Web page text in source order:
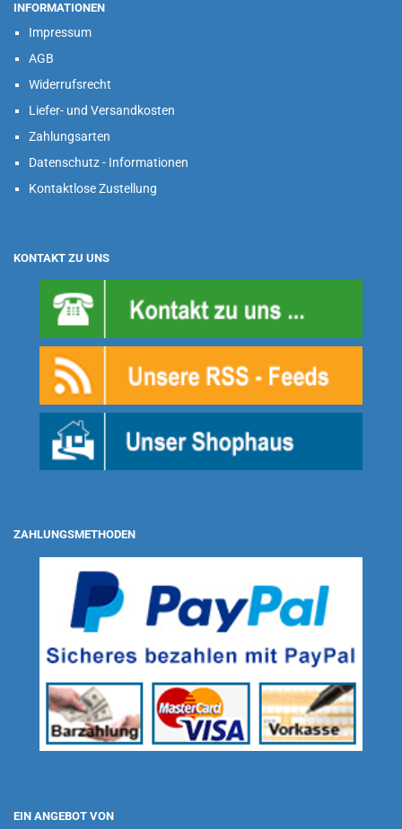
INFORMATIONEN
Impressum
AGB
Widerrufsrecht
Liefer- und Versandkosten
Zahlungsarten
Datenschutz - Informationen
Kontaktlose Zustellung
KONTAKT ZU UNS
ZAHLUNGSMETHODEN
EIN ANGEBOT VON